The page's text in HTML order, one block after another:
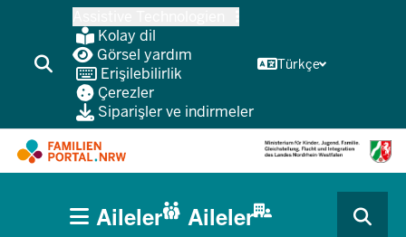
Kolay dil
Görsel yardım
Erişilebilirlik
Çerezler
Siparişler ve indirmeler
Türkçe
CURRENT SECTION AILELER IÇIN
CURRENT SECTION ŞIRKETLER/BELEDIYELER IÇIN
HAUPTNAVIGATION
(BÜRGERBEREICH
Aileler Aileler